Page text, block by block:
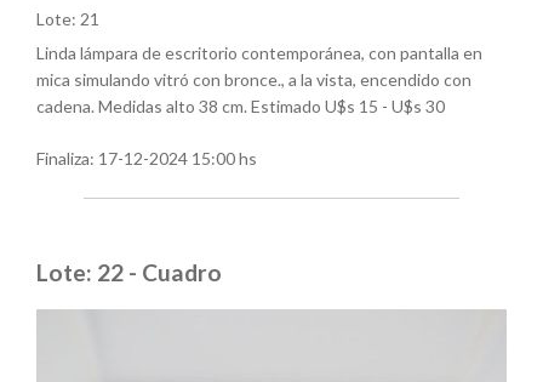
Lote: 21
Linda lámpara de escritorio contemporánea, con pantalla en
mica simulando vitró con bronce., a la vista, encendido con
cadena. Medidas alto 38 cm. Estimado U$s 15 - U$s 30
Finaliza: 17-12-2024 15:00 hs
Lote: 22 - Cuadro